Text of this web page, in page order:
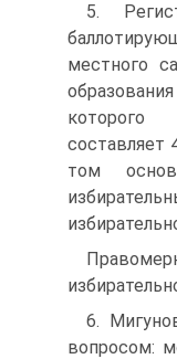
5.
местного
которого
составляет
том
6.
вопросом: